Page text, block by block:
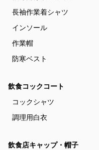
長袖作業着シャツ
インソール
作業帽
防寒ベスト
飲食コックコート
コックシャツ
調理用白衣
飲食店キャップ・帽子